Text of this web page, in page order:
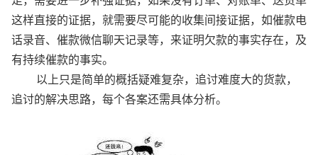
这样直接的证据，就需要尽可能的收集间接证据，如催款电
话录音、催款微信聊天记录等，来证明欠款的事实存在，及
有持续催款的事实。
以上只是简单的概括疑难复杂，追讨难度大的货款，
追讨的解决思路，每个各案还需具体分析。